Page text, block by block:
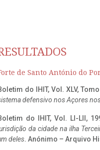
de Santo António do
do IHIT, Vol. XLV,
defensivo nos Açores
do IHIT, Vol. LI-LII,
da cidade na ilha
deles. Anónimo – Arquivo